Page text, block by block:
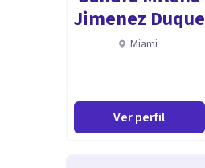
Jimenez Duque
Miami
Ver perfil